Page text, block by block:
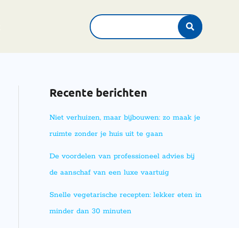
Search
for:
Recente berichten
Niet verhuizen, maar bijbouwen: zo maak je
ruimte zonder je huis uit te gaan
De voordelen van professioneel advies bij
de aanschaf van een luxe vaartuig
Snelle vegetarische recepten: lekker eten in
minder dan 30 minuten